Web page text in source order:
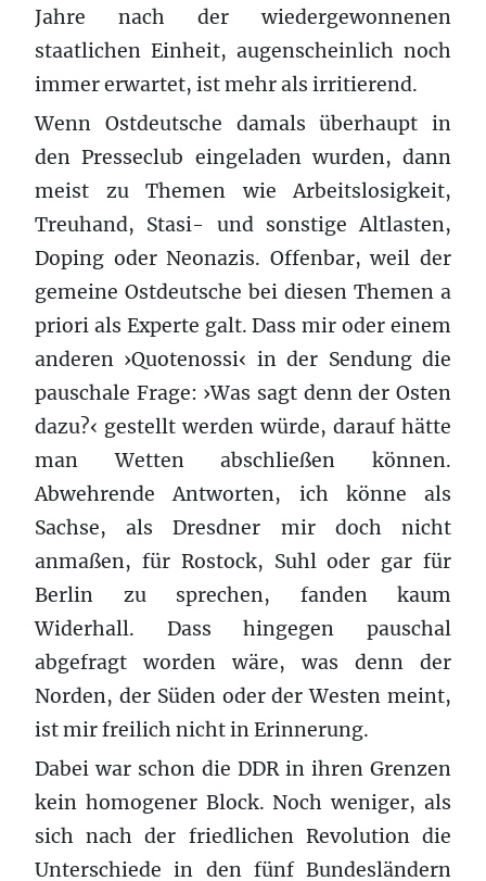
Jahre nach der wiedergewonnenen
staatlichen Einheit, augenscheinlich noch
immer erwartet, ist mehr als irritierend.
Wenn Ostdeutsche damals überhaupt in
den Presseclub eingeladen wurden, dann
meist zu Themen wie Arbeitslosigkeit,
Treuhand, Stasi- und sonstige Altlasten,
Doping oder Neonazis. Offenbar, weil der
gemeine Ostdeutsche bei diesen Themen a
priori als Experte galt. Dass mir oder einem
anderen ›Quotenossi‹ in der Sendung die
pauschale Frage: ›Was sagt denn der Osten
dazu?‹ gestellt werden würde, darauf hätte
man Wetten abschließen können.
Abwehrende Antworten, ich könne als
Sachse, als Dresdner mir doch nicht
anmaßen, für Rostock, Suhl oder gar für
Berlin zu sprechen, fanden kaum
Widerhall. Dass hingegen pauschal
abgefragt worden wäre, was denn der
Norden, der Süden oder der Westen meint,
ist mir freilich nicht in Erinnerung.
Dabei war schon die DDR in ihren Grenzen
kein homogener Block. Noch weniger, als
sich nach der friedlichen Revolution die
Unterschiede in den fünf Bundesländern